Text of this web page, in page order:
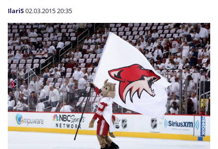
IlariS02.03.201520:35